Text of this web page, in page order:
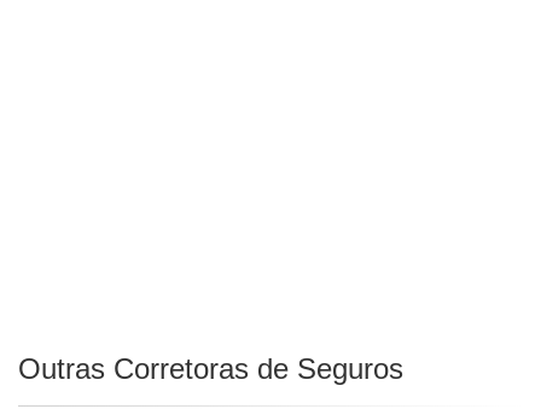
Outras Corretoras de Seguros